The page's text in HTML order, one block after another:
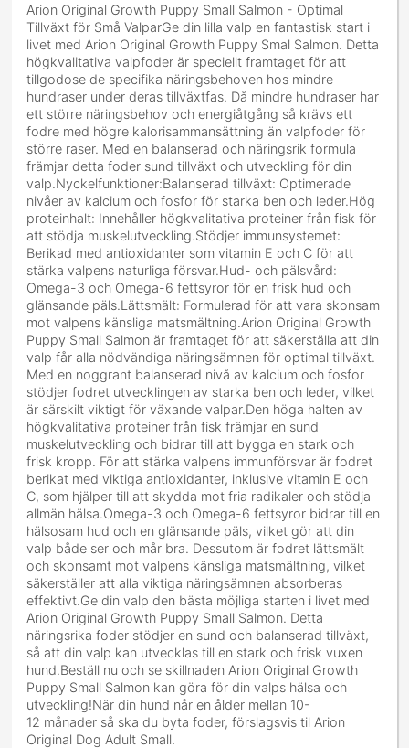
Arion Original Growth Puppy Small Salmon - Optimal
Tillväxt för Små ValparGe din lilla valp en fantastisk start i
livet med Arion Original Growth Puppy Smal Salmon. Detta
högkvalitativa valpfoder är speciellt framtaget för att
tillgodose de specifika näringsbehoven hos mindre
hundraser under deras tillväxtfas. Då mindre hundraser har
ett större näringsbehov och energiåtgång så krävs ett
fodre med högre kalorisammansättning än valpfoder för
större raser. Med en balanserad och näringsrik formula
främjar detta foder sund tillväxt och utveckling för din
valp.Nyckelfunktioner:Balanserad tillväxt: Optimerade
nivåer av kalcium och fosfor för starka ben och leder.Hög
proteinhalt: Innehåller högkvalitativa proteiner från fisk för
att stödja muskelutveckling.Stödjer immunsystemet:
Berikad med antioxidanter som vitamin E och C för att
stärka valpens naturliga försvar.Hud- och pälsvård:
Omega-3 och Omega-6 fettsyror för en frisk hud och
glänsande päls.Lättsmält: Formulerad för att vara skonsam
mot valpens känsliga matsmältning.Arion Original Growth
Puppy Small Salmon är framtaget för att säkerställa att din
valp får alla nödvändiga näringsämnen för optimal tillväxt.
Med en noggrant balanserad nivå av kalcium och fosfor
stödjer fodret utvecklingen av starka ben och leder, vilket
är särskilt viktigt för växande valpar.Den höga halten av
högkvalitativa proteiner från fisk främjar en sund
muskelutveckling och bidrar till att bygga en stark och
frisk kropp. För att stärka valpens immunförsvar är fodret
berikat med viktiga antioxidanter, inklusive vitamin E och
C, som hjälper till att skydda mot fria radikaler och stödja
allmän hälsa.Omega-3 och Omega-6 fettsyror bidrar till en
hälsosam hud och en glänsande päls, vilket gör att din
valp både ser och mår bra. Dessutom är fodret lättsmält
och skonsamt mot valpens känsliga matsmältning, vilket
säkerställer att alla viktiga näringsämnen absorberas
effektivt.Ge din valp den bästa möjliga starten i livet med
Arion Original Growth Puppy Small Salmon. Detta
näringsrika foder stödjer en sund och balanserad tillväxt,
så att din valp kan utvecklas till en stark och frisk vuxen
hund.Beställ nu och se skillnaden Arion Original Growth
Puppy Small Salmon kan göra för din valps hälsa och
utveckling!När din hund når en ålder mellan 10-
12 månader så ska du byta foder, förslagsvis til Arion
Original Dog Adult Small.